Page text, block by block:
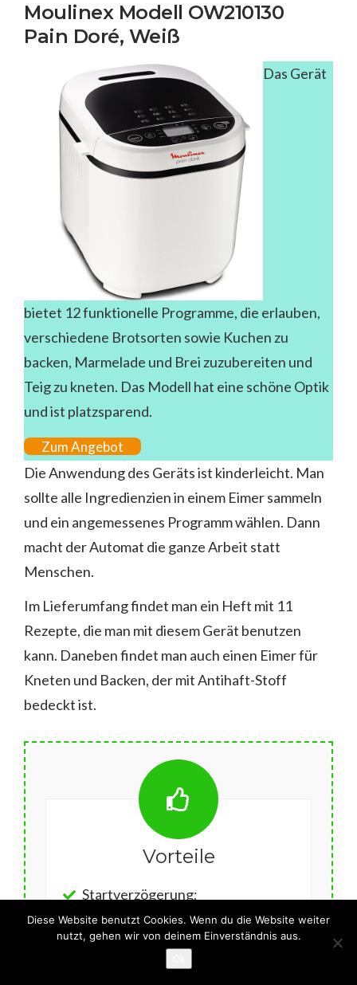
Moulinex Modell OW210130
Pain Doré, Weiß
Das Gerät
bietet 12 funktionelle Programme, die erlauben,
verschiedene Brotsorten sowie Kuchen zu
backen, Marmelade und Brei zuzubereiten und
Teig zu kneten. Das Modell hat eine schöne Optik
und ist platzsparend.
Zum Angebot
Die Anwendung des Geräts ist kinderleicht. Man
sollte alle Ingredienzien in einem Eimer sammeln
und ein angemessenes Programm wählen. Dann
macht der Automat die ganze Arbeit statt
Menschen.
Im Lieferumfang findet man ein Heft mit 11
Rezepte, die man mit diesem Gerät benutzen
kann. Daneben findet man auch einen Eimer für
Kneten und Backen, der mit Antihaft-Stoff
bedeckt ist.
Vorteile
Startverzögerung;
drei Laib-Größen;
Diese Website benutzt Cookies. Wenn du die Website weiter
nutzt, gehen wir von deinem Einverständnis aus.